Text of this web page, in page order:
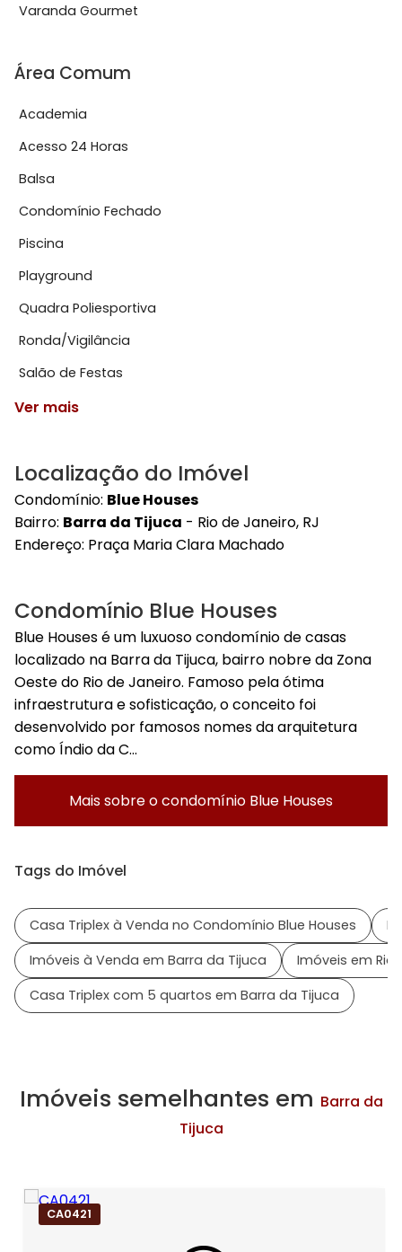
Varanda Gourmet
Área Comum
Academia
Acesso 24 Horas
Balsa
Condomínio Fechado
Piscina
Playground
Quadra Poliesportiva
Ronda/Vigilância
Salão de Festas
Ver mais
Localização do Imóvel
Condomínio: Blue Houses
Bairro: Barra da Tijuca - Rio de Janeiro, RJ
Endereço: Praça Maria Clara Machado
Condomínio Blue Houses
Blue Houses é um luxuoso condomínio de casas
localizado na Barra da Tijuca, bairro nobre da Zona
Oeste do Rio de Janeiro. Famoso pela ótima
infraestrutura e sofisticação, o conceito foi
desenvolvido por famosos nomes da arquitetura
como Índio da C...
Mais sobre o condomínio Blue Houses
Tags do Imóvel
Casa Triplex à Venda no Condomínio Blue Houses
Imóveis à Venda em Barra da Tijuca
Imóveis em Rio
Casa Triplex com 5 quartos em Barra da Tijuca
Imóveis semelhantes em Barra da
Tijuca
CA0421